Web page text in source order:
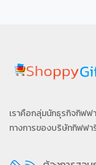
เราคือกลุ่มนักธุรกิจกิฟฟ
ทางการของบริษัทกิฟฟ